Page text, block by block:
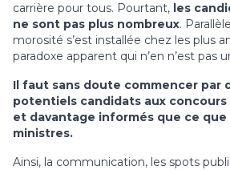
carrière pour tous. Pourtant, les
ne sont pas plus nombreux.
morosité s’est installée chez les plus
paradoxe apparent qui n’en n’est pas
Il faut sans doute commencer par
potentiels candidats aux
et davantage informés que ce
ministres.
Ainsi, la communication, les spots